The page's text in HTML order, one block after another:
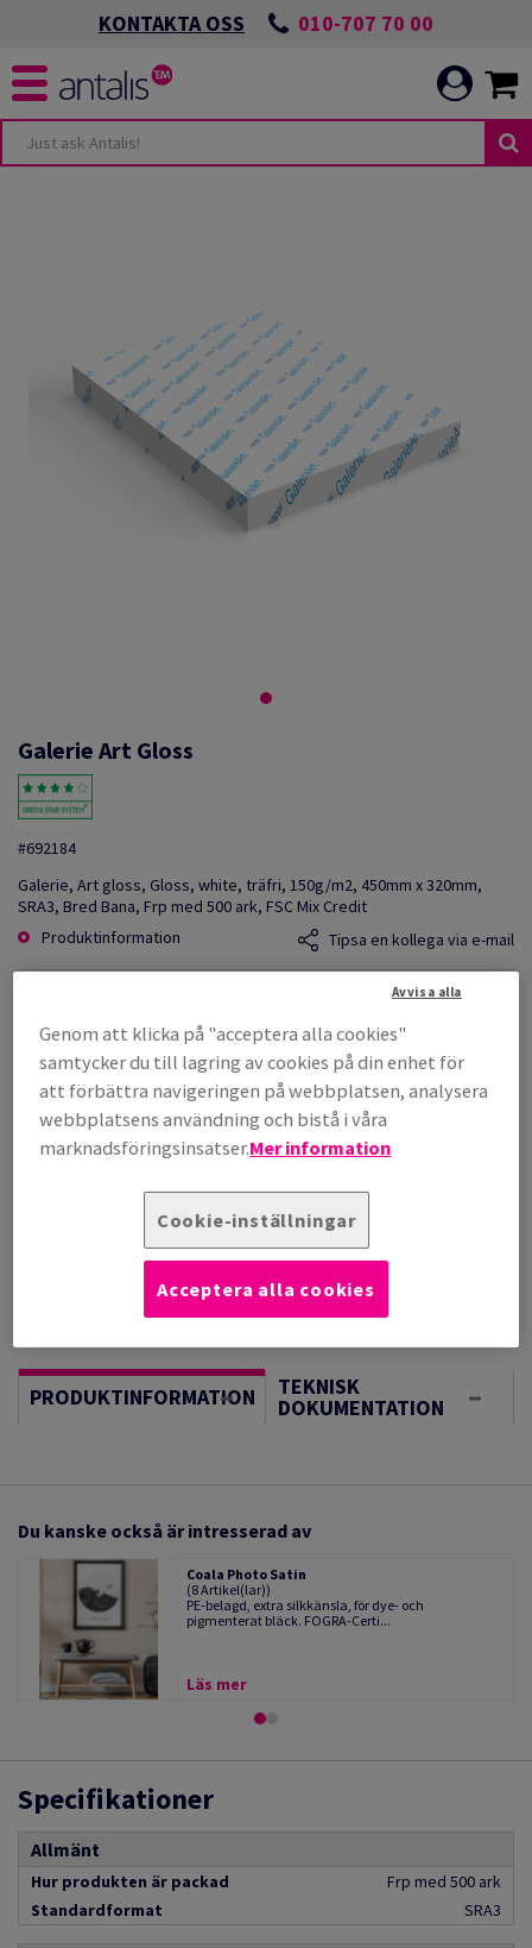
KONTAKTA OSS 010-707 70 00
Galerie Art Gloss
#692184
Galerie, Art gloss, Gloss, white, träfri, 150g/m2, 450mm x 320mm,
SRA3, Bred Bana, Frp med 500 ark, FSC Mix Credit
Produktinformation
Tipsa en kollega via e-mail
(21,6 kg )
I LAGER
Vägledning om enheter
PRODUKTINFORMATION TEKNISK
DOKUMENTATION
Du kanske också är intresserad av
Coala Photo Satin
(8 Artikel(lar))
PE-belagd, extra silkkänsla, för dye- och
pigmenterat bläck. FOGRA-Certi...
Läs mer
Specifikationer
Allmänt
Hur produkten är packad
Frp med 500 ark
Standardformat
SRA3
Genom att klicka på "acceptera alla cookies"
samtycker du till lagring av cookies på din enhet för
att förbättra navigeringen på webbplatsen, analysera
webbplatsens användning och bistå i våra
marknadsföringsinsatser.Mer information
Cookie-inställningar
Avvisa alla
Acceptera alla cookies